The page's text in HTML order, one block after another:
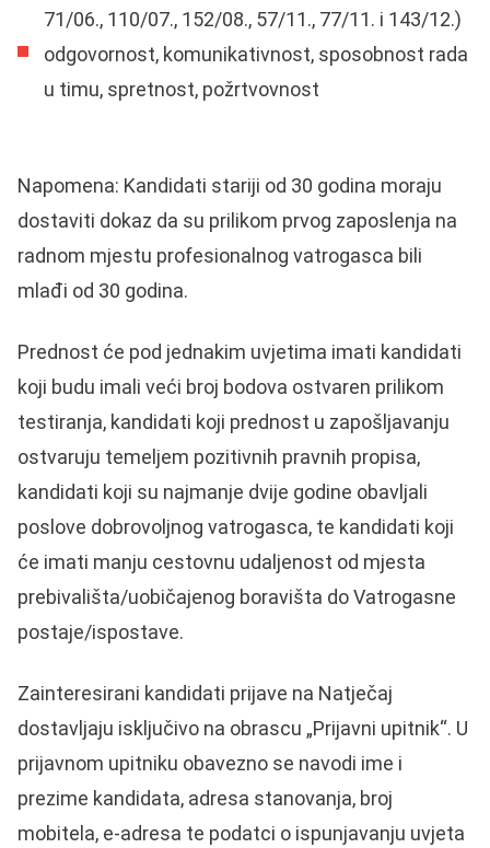
71/06., 110/07., 152/08., 57/11., 77/11. i 143/12.)
odgovornost, komunikativnost, sposobnost rada
u timu, spretnost, požrtvovnost
Napomena: Kandidati stariji od 30 godina moraju
dostaviti dokaz da su prilikom prvog zaposlenja na
radnom mjestu profesionalnog vatrogasca bili
mlađi od 30 godina.
Prednost će pod jednakim uvjetima imati kandidati
koji budu imali veći broj bodova ostvaren prilikom
testiranja, kandidati koji prednost u zapošljavanju
ostvaruju temeljem pozitivnih pravnih propisa,
kandidati koji su najmanje dvije godine obavljali
poslove dobrovoljnog vatrogasca, te kandidati koji
će imati manju cestovnu udaljenost od mjesta
prebivališta/uobičajenog boravišta do Vatrogasne
postaje/ispostave.
Zainteresirani kandidati prijave na Natječaj
dostavljaju isključivo na obrascu „Prijavni upitnik“. U
prijavnom upitniku obavezno se navodi ime i
prezime kandidata, adresa stanovanja, broj
mobitela, e-adresa te podatci o ispunjavanju uvjeta